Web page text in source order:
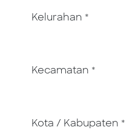
Kelurahan *
Kecamatan *
Kota / Kabupaten *